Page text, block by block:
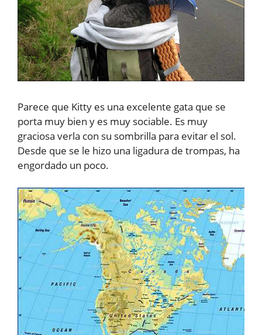
Parece que Kitty es una excelente gata que se
porta muy bien y es muy sociable. Es muy
graciosa verla con su sombrilla para evitar el sol.
Desde que se le hizo una ligadura de trompas, ha
engordado un poco.